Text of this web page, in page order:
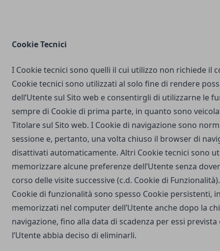
Cookie Tecnici
I Cookie tecnici sono quelli il cui utilizzo non richiede il
Cookie tecnici sono utilizzati al solo fine di rendere
dell’Utente sul Sito web e consentirgli di utilizzarne le
sempre di Cookie di prima parte, in quanto sono
Titolare sul Sito web. I Cookie di navigazione sono
sessione e, pertanto, una volta chiuso il browser di
disattivati automaticamente. Altri Cookie tecnici sono
memorizzare alcune preferenze dell’Utente senza
corso delle visite successive (c.d. Cookie di
Cookie di funzionalità sono spesso Cookie persistenti,
memorizzati nel computer dell’Utente anche dopo la
navigazione, fino alla data di scadenza per essi
l’Utente abbia deciso di eliminarli.